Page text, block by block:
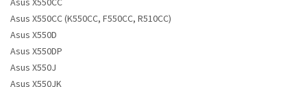
Asus X550CC (K550CC, F550CC, R510CC)
Asus X550D
Asus X550DP
Asus X550J
Asus X550JK